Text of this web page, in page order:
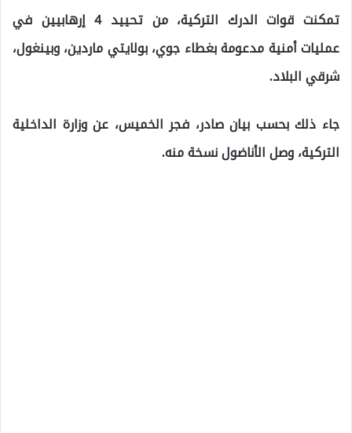
تمكنت قوات الدرك التركية، من تحييد 4 إرهابيين في
عمليات أمنية مدعومة بغطاء جوي، بولايتي ماردين، وبينغول،
شرقي البلاد.
جاء ذلك بحسب بيان صادر، فجر الخميس، عن وزارة الداخلية
التركية، وصل الأناضول نسخة منه.